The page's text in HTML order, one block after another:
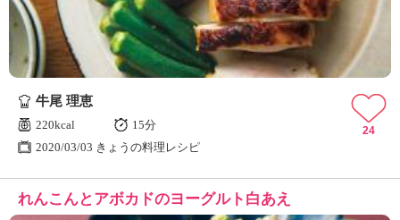
牛尾 理恵
220kcal
15分
2020/03/03 きょうの料理レシピ
24
れんこんとアボカドのヨーグルト白あえ